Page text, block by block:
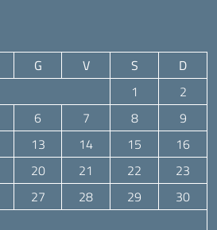
G V S
D
1
2
6 7 8
9
13 14 15
16
20 21 22
23
27 28 29
30